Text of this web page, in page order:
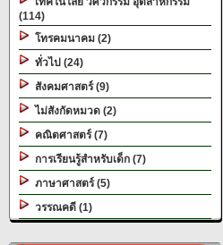
(114)
โทรคมนาคม (2)
ทั่วไป (24)
สังคมศาสตร์ (9)
ไม่สังกัดหมวด (2)
คณิตศาสตร์ (7)
การเรียนรู้สำหรับเด็ก (7)
ภาษาศาสตร์ (5)
วรรณคดี (1)